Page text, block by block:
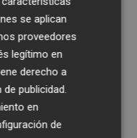
se aplican
proveedores
legítimo en
derecho a
de publicidad.
en
de